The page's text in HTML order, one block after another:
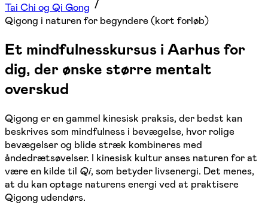
Tai Chi og Qi Gong
Qigong i naturen for begyndere (kort forløb)
Et mindfulnesskursus i Aarhus for
dig, der ønske større mentalt
overskud
Qigong er en gammel kinesisk praksis, der bedst kan
beskrives som mindfulness i bevægelse, hvor rolige
bevægelser og blide stræk kombineres med
åndedrætsøvelser. I kinesisk kultur anses naturen for at
være en kilde til Qi, som betyder livsenergi. Det menes,
at du kan optage naturens energi ved at praktisere
Qigong udendørs.